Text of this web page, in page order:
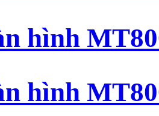
hình
hình